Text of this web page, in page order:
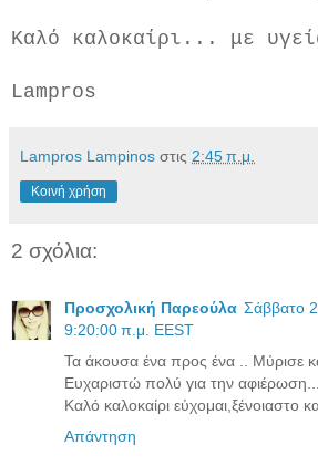
Καλό καλοκαίρι... με
Lampros
Lampros Lampinos στις 2:45 π.μ.
Κοινή χρήση
2 σχόλια:
Προσχολική Παρεούλα Σάββατο
9:20:00 π.μ. EEST
Τα άκουσα ένα προς ένα .. Μύρισε
Ευχαριστώ πολύ για την αφιέρωση...
Καλό καλοκαίρι εύχομαι,ξένοιαστο
Απάντηση